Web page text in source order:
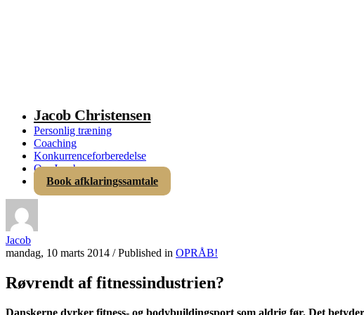
Jacob Christensen
Personlig træning
Coaching
Konkurrenceforberedelse
Om Jacob
Book afklaringssamtale
Jacob
mandag, 10 marts 2014 /Published in OPRÅB!
Røvrendt af fitnessindustrien?
Danskerne dyrker fitness- og bodybuildingsport som aldrig før. Det